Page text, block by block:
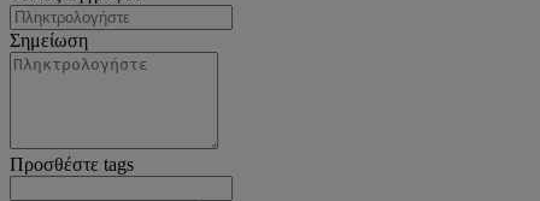
Σημείωση
Προσθέστε tags